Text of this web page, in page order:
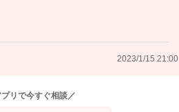
ぬいぐるみは座って食べていてえら
2023/1/15 21:00
リで今すぐ相談／